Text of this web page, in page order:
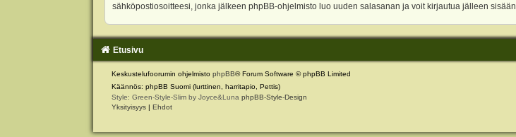
sähköpostiosoitteesi, jonka jälkeen phpBB-ohjelmisto luo uuden salasanan ja voit kirjautua jälleen sisään.
Etusivu
Keskustelufoorumin ohjelmisto phpBB® Forum Software © phpBB Limited
Käännös: phpBB Suomi (lurttinen, harritapio, Pettis)
Style: Green-Style-Slim by Joyce&Luna phpBB-Style-Design
Yksityisyys | Ehdot